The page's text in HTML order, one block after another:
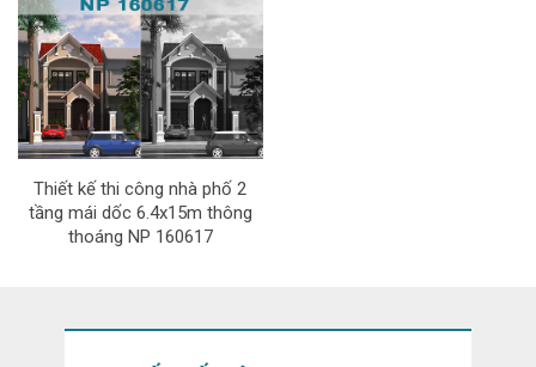
Thiết kế thi công nhà phố 2
tầng mái dốc 6.4x15m thông
thoáng NP 160617